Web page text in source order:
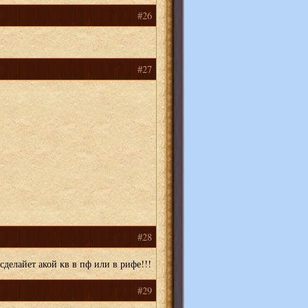
#26
#27
#28
акой кв в пф или в рифе!!!
#29